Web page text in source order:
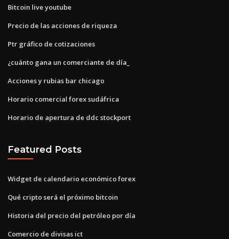
Bitcoin live youtube
Precio de las acciones de riqueza
Ptr gráfico de cotizaciones
¿cuánto gana un comerciante de día_
Acciones y rubias bar chicago
Horario comercial forex sudáfrica
Horario de apertura de ddc stockport
Featured Posts
Widget de calendario económico forex
Qué cripto será el próximo bitcoin
Historia del precio del petróleo por día
Comercio de divisas ict